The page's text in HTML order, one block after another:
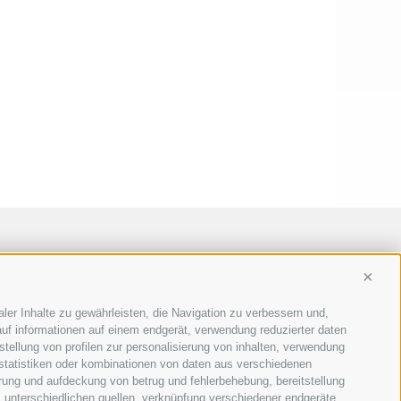
Inhalte zu gewährleisten, die Navigation zu verbessern und,
informationen auf einem endgerät, verwendung reduzierter daten
von profilen zur personalisierung von inhalten, verwendung
oder kombinationen von daten aus verschiedenen
und aufdeckung von betrug und fehlerbehebung, bereitstellung
quellen, verknüpfung verschiedener endgeräte,